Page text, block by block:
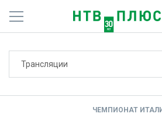
Трансляции
ЧЕМПИОНАТ